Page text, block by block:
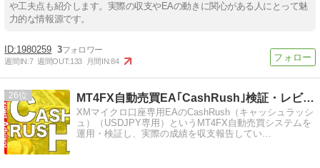
や工夫点も紹介します。実際の収支やEAの動きに関心がある人にとって魅
力的な情報源です。
1980259 3
週間IN:7 週間OUT:133 月間IN:84
26 MT4FX自動売買EA｢CashRush｣検証・レビュー・…
XMマイクロ口座専用EAのCashRush（キャッシュラッシ
ュ）（USDJPY専用）というMT4FX自動売買システムを
運用・検証し、実際の成績を収支報告してい…